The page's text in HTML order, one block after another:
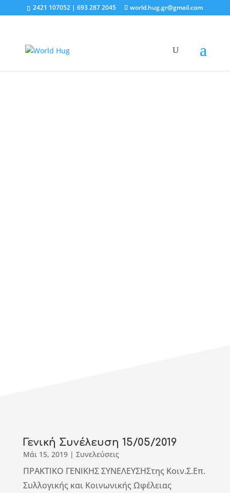
2421 107052 | 693 287 2045 world.hug.gr@gmail.com
Γενική Συνέλευση 15/05/2019
Μάι 15, 2019| Συνελεύσεις
ΠΡΑΚΤΙΚΟ ΓΕΝΙΚΗΣ ΣΥΝΕΛΕΥΣΗΣτης Κοιν.Σ.Επ.
Συλλογικής και Κοινωνικής Ωφέλειας